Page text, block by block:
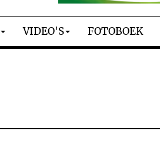
VIDEO'S FOTOBOEK